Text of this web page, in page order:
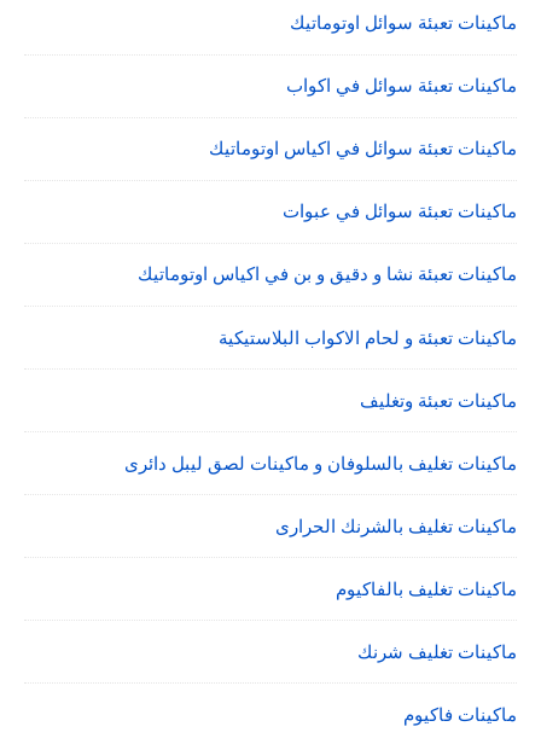
ماكينات تعبئة سوائل اوتوماتيك
ماكينات تعبئة سوائل في اكواب
ماكينات تعبئة سوائل في اكياس اوتوماتيك
ماكينات تعبئة سوائل في عبوات
ماكينات تعبئة نشا و دقيق و بن في اكياس اوتوماتيك
ماكينات تعبئة و لحام الاكواب البلاستيكية
ماكينات تعبئة وتغليف
ماكينات تغليف بالسلوفان و ماكينات لصق ليبل دائرى
ماكينات تغليف بالشرنك الحرارى
ماكينات تغليف بالفاكيوم
ماكينات تغليف شرنك
ماكينات فاكيوم